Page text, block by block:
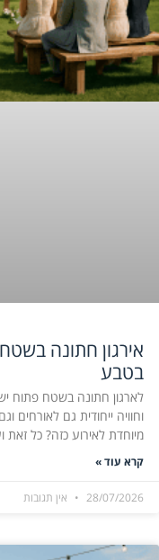
אירגון חתונה
בטבע
לארגון חתונה בשטח פתוח
וחוויה ייחודית גם לאורחים
מיוחדת לאירוע כזה? כל
קרא עוד »
28/07/2026 אין תגובות